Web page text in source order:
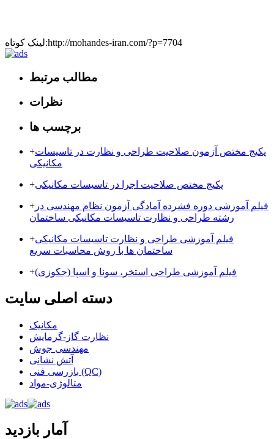
لینک کوتاه:http://mohandes-iran.com/?p=7704
مطالب مرتبط
نظرات
برچسب ها
+پکیج مختص آزمون صلاحیت طراحی و نظارت در تاسیسات
مکانیکی
+پکیج مختص صلاحیت اجرا در تاسیسات مکانیکی
+ فیلم آموزشی دوره فشرده آمادگی آزمون نظام مهندسی در
رشته طراحی و نظارت تاسیسات مکانیکی ساختمان
+فیلم آموزشی طراحی و نظارت تاسیسات مکانیکی
ساختمان ها با روش محاسبات سریع
+فیلم آموزشی طراحی استخر، سونا و اسپا (جکوزی)
دسته اصلی سایت
مکانیک
نظارت گاز-گرمایش
مهندسی جوش
آتش نشانی
بازرسی فنی (QC)
متالوژی-مواد
آمار بازدید